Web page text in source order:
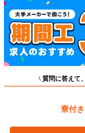
\ 質問に答えて、
寮付